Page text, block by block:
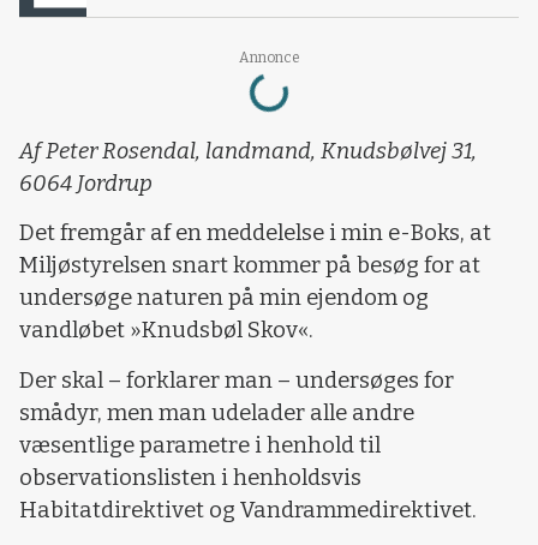
Annonce
Loading...
Af Peter Rosendal, landmand, Knudsbølvej 31,
6064 Jordrup
Det fremgår af en meddelelse i min e-Boks, at
Miljøstyrelsen snart kommer på besøg for at
undersøge naturen på min ejendom og
vandløbet »Knudsbøl Skov«.
Der skal – forklarer man – undersøges for
smådyr, men man udelader alle andre
væsentlige parametre i henhold til
observationslisten i henholdsvis
Habitatdirektivet og Vandrammedirektivet.